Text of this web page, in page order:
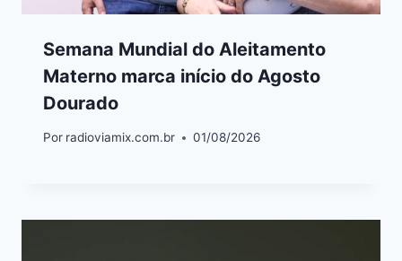
Semana Mundial do Aleitamento
Materno marca início do Agosto
Dourado
Por radioviamix.com.br 01/08/2026